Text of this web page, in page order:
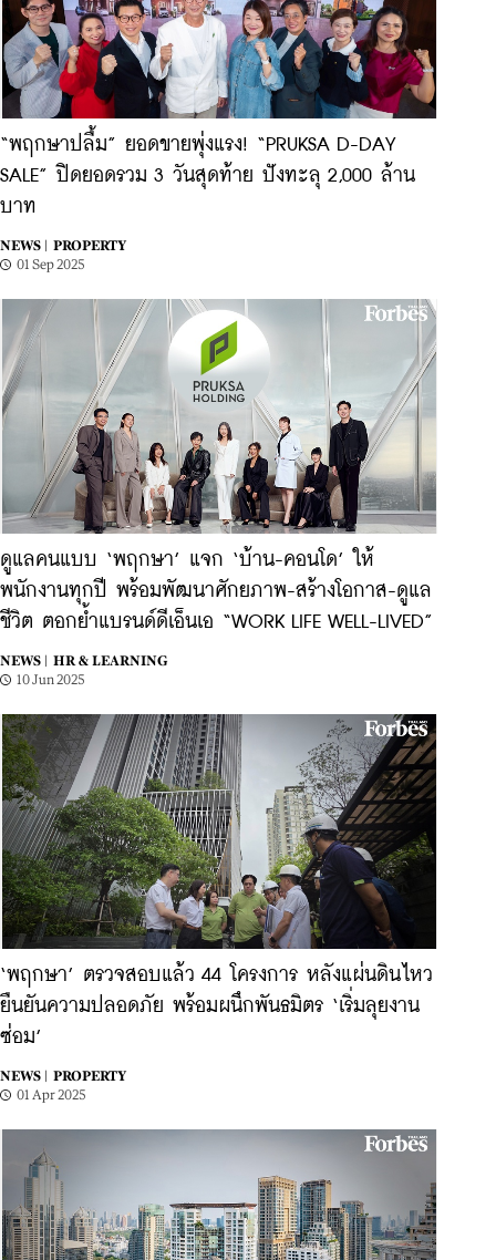
“พฤกษาปลื้ม” ยอดขายพุ่งแรง! “PRUKSA D-DAY
SALE” ปิดยอดรวม 3 วันสุดท้าย ปังทะลุ 2,000 ล้าน
บาท
NEWS |
PROPERTY
01 Sep 2025
ดูแลคนแบบ ‘พฤกษา’ แจก ‘บ้าน-คอนโด’ ให้
พนักงานทุกปี พร้อมพัฒนาศักยภาพ-สร้างโอกาส-ดูแล
ชีวิต ตอกย้ำแบรนด์ดีเอ็นเอ “WORK LIFE WELL-LIVED”
NEWS |
HR & LEARNING
10 Jun 2025
‘พฤกษา’ ตรวจสอบแล้ว 44 โครงการ หลังแผ่นดินไหว
ยืนยันความปลอดภัย พร้อมผนึกพันธมิตร ‘เริ่มลุยงาน
ซ่อม’
NEWS |
PROPERTY
01 Apr 2025